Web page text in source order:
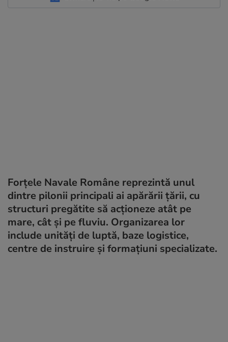
Forțele Navale Române reprezintă unul
dintre pilonii principali ai apărării țării, cu
structuri pregătite să acționeze atât pe
mare, cât și pe fluviu. Organizarea lor
include unități de luptă, baze logistice,
centre de instruire și formațiuni specializate.